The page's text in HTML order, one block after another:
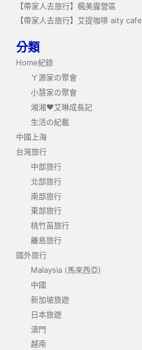
【帶家人去旅行】楓美露營區
【帶家人去旅行】艾提咖啡 aity cafe
分類
Home紀錄
ㄚ源家の聚會
小慧家の聚會
湘湘❤艾琳成長記
生活の紀載
中國上海
台灣旅行
中部旅行
北部旅行
南部旅行
東部旅行
桃竹苗旅行
離島旅行
國外旅行
Malaysia (馬來西亞)
中國
新加坡旅遊
日本旅遊
澳門
越南